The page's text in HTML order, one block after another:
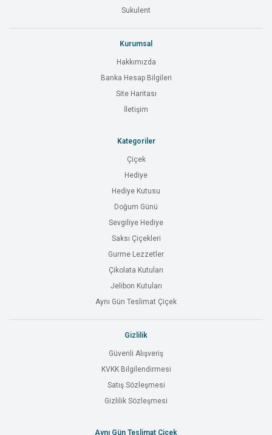
Sukulent
Kurumsal
Hakkımızda
Banka Hesap Bilgileri
Site Haritası
İletişim
Kategoriler
Çiçek
Hediye
Hediye Kutusu
Doğum Günü
Sevgiliye Hediye
Saksı Çiçekleri
Gurme Lezzetler
Çikolata Kutuları
Jelibon Kutuları
Aynı Gün Teslimat Çiçek
Gizlilik
Güvenli Alışveriş
KVKK Bilgilendirmesi
Satış Sözleşmesi
Gizlilik Sözleşmesi
Aynı Gün Teslimat Çiçek